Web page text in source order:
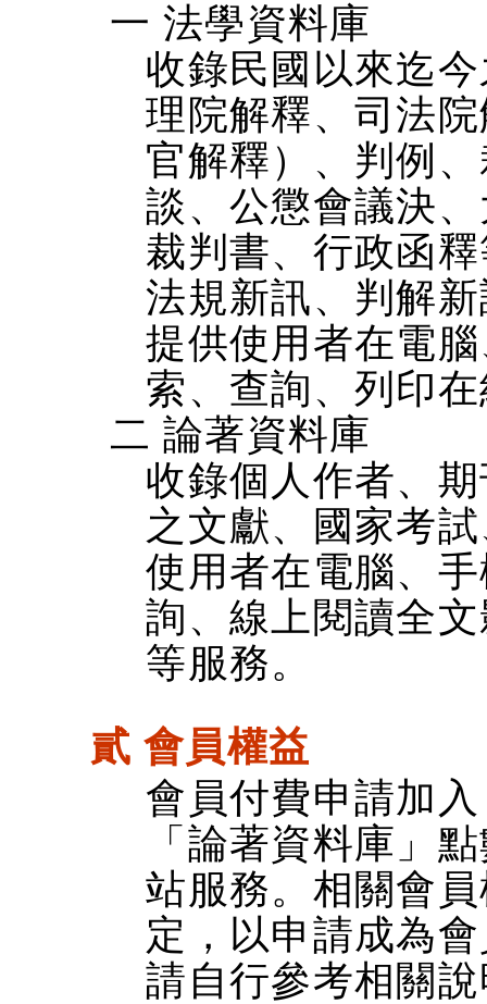
一 法學資料庫
收錄民國以來迄
理院解釋、司法
官解釋）、判例
談、公懲會議決
裁判書、行政函
法規新訊、判解
提供使用者在電
索、查詢、列印
二 論著資料庫
收錄個人作者、
之文獻、國家考
使用者在電腦、
詢、線上閱讀全
等服務。
貳 會員權益
會員付費申請加
「論著資料庫」
站服務。相關會
定，以申請成為
請自行參考相關